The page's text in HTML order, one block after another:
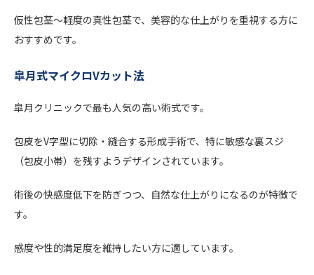
仮性包茎～軽度の真性包茎で、美容的な仕上がりを重視する方に
おすすめです。
皐月式マイクロVカット法
皐月クリニックで最も人気の高い術式です。
包皮をV字型に切除・縫合する形成手術で、特に敏感な裏スジ
（包皮小帯）を残すようデザインされています。
術後の快感度低下を防ぎつつ、自然な仕上がりになるのが特徴で
す。
感度や性的満足度を維持したい方に適しています。